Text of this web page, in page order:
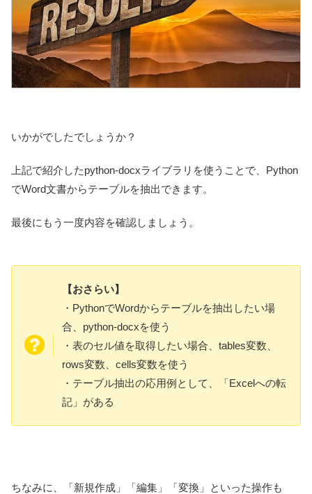
いかがでしたでしょうか？
上記で紹介したpython-docxライブラリを使うことで、Python
でWord文書からテーブルを抽出できます。
最後にもう一度内容を確認しましょう。
【おさらい】
・PythonでWordからテーブルを抽出したい場
合、python-docxを使う
・表のセル値を取得したい場合、tables変数、
rows変数、cells変数を使う
・テーブル抽出の応用例として、「Excelへの転
記」がある
ちなみに、「新規作成」「編集」「変換」といった操作も